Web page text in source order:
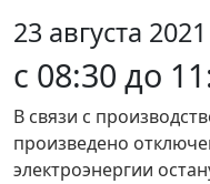
23 августа 2021
с 08:30 до
В связи с
произведено
электроэнергии